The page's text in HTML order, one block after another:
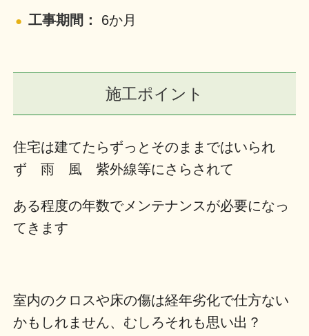
工事期間：
6か月
施工ポイント
住宅は建てたらずっとそのままではいられ
ず 雨 風 紫外線等にさらされて
ある程度の年数でメンテナンスが必要になっ
てきます
室内のクロスや床の傷は経年劣化で仕方ない
かもしれません、むしろそれも思い出？